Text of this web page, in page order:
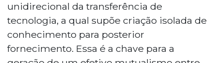
unidirecional da transferência de
tecnologia, a qual supõe criação isolada de
conhecimento para posterior
fornecimento. Essa é a chave para a